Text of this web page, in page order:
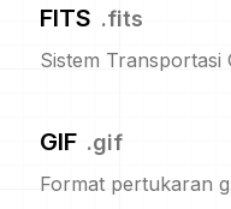
FITS .fits
Sistem Transportasi
GIF .gif
Format pertukaran